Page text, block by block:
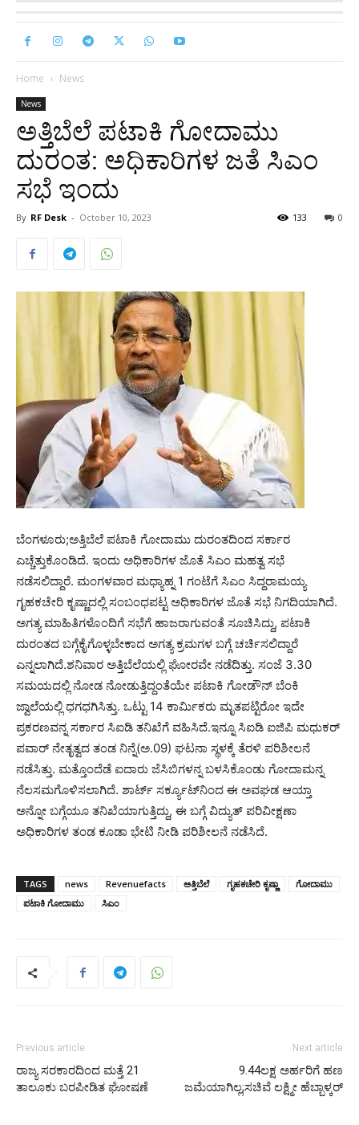
Home News
News
ಅತ್ತಿಬೆಲೆ ಪಟಾಕಿ ಗೋದಾಮು
ದುರಂತ: ಅಧಿಕಾರಿಗಳ ಜತೆ ಸಿಎಂ
ಸಭೆ ಇಂದು
By RF Desk - October 10, 2023 0
133
ಬೆಂಗಳೂರು;ಅತ್ತಿಬೆಲೆ ಪಟಾಕಿ ಗೋದಾಮು ದುರಂತದಿಂದ ಸರ್ಕಾರ
ಎಚ್ಚೆತ್ತುಕೊಂಡಿದೆ. ಇಂದು ಅಧಿಕಾರಿಗಳ ಜೊತೆ ಸಿಎಂ ಮಹತ್ವ ಸಭೆ
ನಡೆಸಲಿದ್ದಾರೆ. ಮಂಗಳವಾರ ಮಧ್ಯಾಹ್ನ 1 ಗಂಟೆಗೆ ಸಿಎಂ ಸಿದ್ದರಾಮಯ್ಯ
ಗೃಹಕಚೇರಿ ಕೃಷ್ಣಾದಲ್ಲಿ ಸಂಬಂಧಪಟ್ಟ ಅಧಿಕಾರಿಗಳ ಜೊತೆ ಸಭೆ ನಿಗದಿಯಾಗಿದೆ.
ಅಗತ್ಯ ಮಾಹಿತಿಗಳೊಂದಿಗೆ ಸಭೆಗೆ ಹಾಜರಾಗುವಂತೆ ಸೂಚಿಸಿದ್ದು, ಪಟಾಕಿ
ದುರಂತದ ಬಗ್ಗೆಕೈಗೊಳ್ಳಬೇಕಾದ ಅಗತ್ಯ ಕ್ರಮಗಳ ಬಗ್ಗೆ ಚರ್ಚಿಸಲಿದ್ದಾರೆ
ಎನ್ನಲಾಗಿದೆ.ಶನಿವಾರ ಅತ್ತಿಬೆಲೆಯಲ್ಲಿ ಘೋರವೇ ನಡೆದಿತ್ತು. ಸಂಜೆ 3.30
ಸಮಯದಲ್ಲಿ ನೋಡ ನೋಡುತ್ತಿದ್ದಂತೆಯೇ ಪಟಾಕಿ ಗೋಡೌನ್‌ ಬೆಂಕಿ
ಜ್ವಾಲೆಯಲ್ಲಿ ಧಗಧಗಿಸಿತ್ತು. ಒಟ್ಟು 14 ಕಾರ್ಮಿಕರು ಮೃತಪಟ್ಟಿರೋ ಇದೇ
ಪ್ರಕರಣವನ್ನ ಸರ್ಕಾರ ಸಿಐಡಿ ತನಿಖೆಗೆ ವಹಿಸಿದೆ.ಇನ್ನೂ ಸಿಐಡಿ ಐಜಿಪಿ ಮಧುಕರ್​
ಪವಾರ್ ನೇತೃತ್ವದ ತಂಡ ನಿನ್ನೆ(ಅ.09) ಘಟನಾ ಸ್ಥಳಕ್ಕೆ ತೆರಳಿ ಪರಿಶೀಲನೆ
ನಡೆಸಿತ್ತು. ಮತ್ತೊಂದೆಡೆ ಐದಾರು ಜೆಸಿಬಿಗಳನ್ನ ಬಳಸಿಕೊಂಡು ಗೋದಾಮನ್ನ
ನೆಲಸಮಗೊಳಿಸಲಾಗಿದೆ. ಶಾರ್ಟ್‌ ಸರ್ಕ್ಯೂಟ್‌ನಿಂದ ಈ ಅವಘಡ ಆಯ್ತಾ
ಅನ್ನೋ ಬಗ್ಗೆಯೂ ತನಿಖೆಯಾಗುತ್ತಿದ್ದು, ಈ ಬಗ್ಗೆ ವಿದ್ಯುತ್ ಪರಿವೀಕ್ಷಣಾ
ಅಧಿಕಾರಿಗಳ ತಂಡ ಕೂಡಾ ಭೇಟಿ ನೀಡಿ ಪರಿಶೀಲನೆ ನಡೆಸಿದೆ.
TAGS news Revenuefacts ಅತ್ತಿಬೆಲೆ ಗೃಹಕಚೇರಿ ಕೃಷ್ಣಾ
ಗೋದಾಮು
ಪಟಾಕಿ ಗೋದಾಮು
ಸಿಎಂ
Previous article
ರಾಜ್ಯ ಸರಕಾರದಿಂದ ಮತ್ತೆ 21
ತಾಲೂಕು ಬರಪೀಡಿತ ಘೋಷಣೆ
Next article
9.44ಲಕ್ಷ ಅರ್ಹರಿಗೆ ಹಣ
ಜಮೆ‌ಯಾಗಿಲ್ಲ;ಸಚಿವೆ ಲಕ್ಷ್ಮೀ ಹೆಬ್ಬಾಳ್ಕರ್